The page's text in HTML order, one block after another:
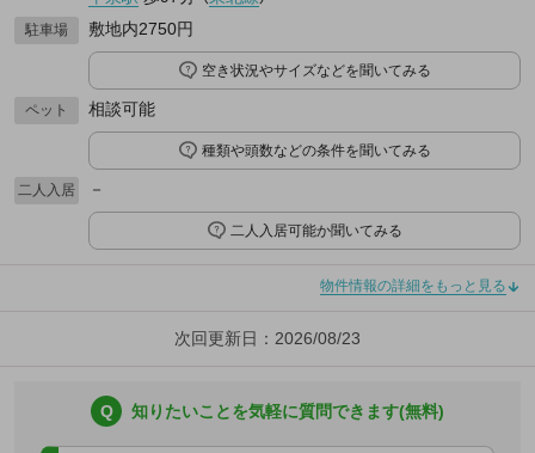
駐車場 敷地内2750円
空き状況やサイズなどを聞いてみる
ペット 相談可能
種類や頭数などの条件を聞いてみる
二人入居 －
二人入居可能か聞いてみる
物件情報の詳細をもっと見る
次回更新日：2026/08/23
Q 知りたいことを気軽に質問できます(無料)